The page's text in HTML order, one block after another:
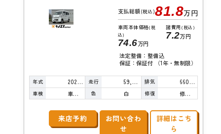
支払総額(税込)81.8万円
車両本体価格(税
込)
74.6万円
諸費用 (税込)
7.2万円
法定整備：整備込
保証：保証付 （1年・無制限）
年式 2022年 走行 59,000km 排気 660cc
車検 車検整備付 色 白 修復 修復歴無し
来店予約
お問い合わ
せ
詳細はこち
ら